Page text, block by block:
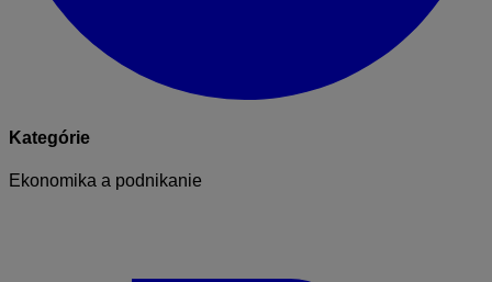
Kategórie
Ekonomika a podnikanie